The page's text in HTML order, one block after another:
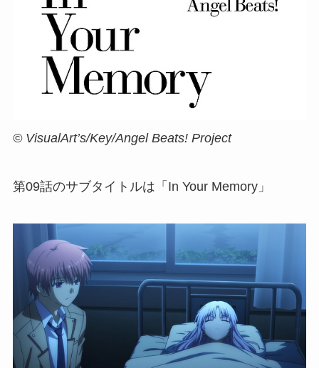
© VisualArt’s/Key/Angel Beats! Project
第09話のサブタイトルは「In Your Memory」